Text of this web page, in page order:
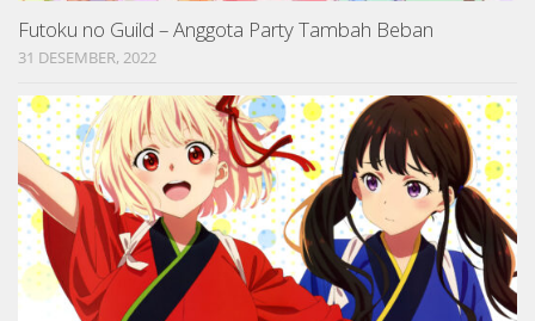
Futoku no Guild – Anggota Party Tambah Beban
31 DESEMBER, 2022